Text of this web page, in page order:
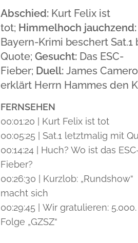
Abschied: Kurt Felix ist
tot; Himmelhoch jauchzend:
Bayern-Krimi beschert Sat.1
Quote; Gesucht: Das ESC-
Fieber; Duell: James
erklärt Herrn Hammes den
FERNSEHEN
00:01:20 | Kurt Felix ist tot
00:05:25 | Sat.1 letztmalig mit
00:14:24 | Huch? Wo ist das
Fieber?
00:26:30 | Kurzlob: „Rundshow“
macht sich
00:29:45 | Wir gratulieren: 5.000.
Folge „GZSZ“